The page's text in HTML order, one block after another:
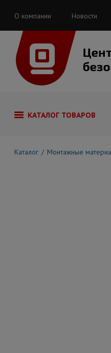
О компании Новости
КАТАЛОГ ТОВАРОВ
Каталог Монтажные